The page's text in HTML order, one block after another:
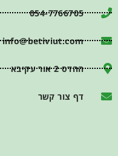
054-7766705
info@betiviut.com
ההדס 2 אור עקיבא
דף צור קשר